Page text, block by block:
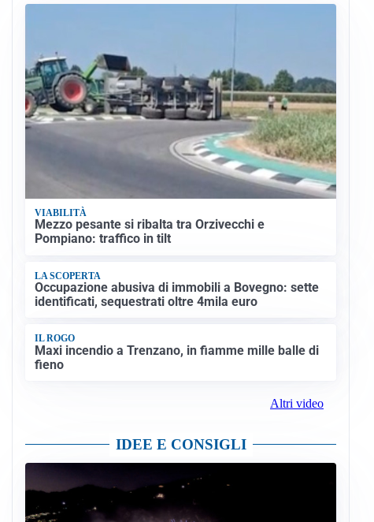
VIABILITÀ
Mezzo pesante si ribalta tra Orzivecchi e
Pompiano: traffico in tilt
LA SCOPERTA
Occupazione abusiva di immobili a Bovegno: sette
identificati, sequestrati oltre 4mila euro
IL ROGO
Maxi incendio a Trenzano, in fiamme mille balle di
fieno
Altri video
IDEE E CONSIGLI